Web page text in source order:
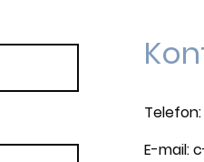
Telefon:
E-mail: